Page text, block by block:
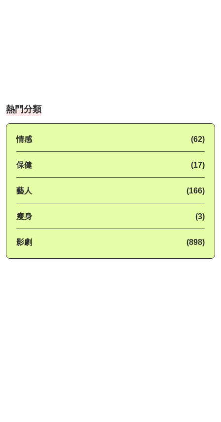
熱門分類
情感 (62)
保健 (17)
藝人 (166)
瘦身 (3)
影劇 (898)